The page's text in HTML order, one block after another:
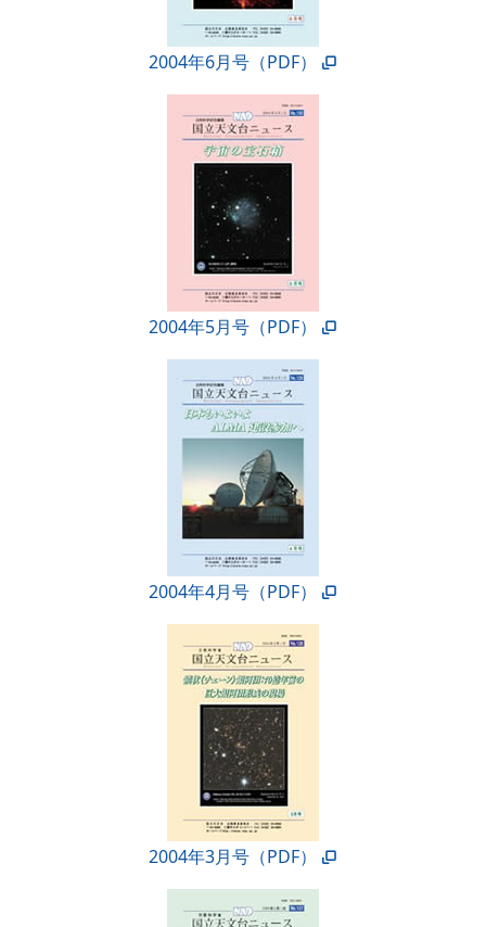
2004年6月号（PDF）
2004年5月号（PDF）
2004年4月号（PDF）
2004年3月号（PDF）